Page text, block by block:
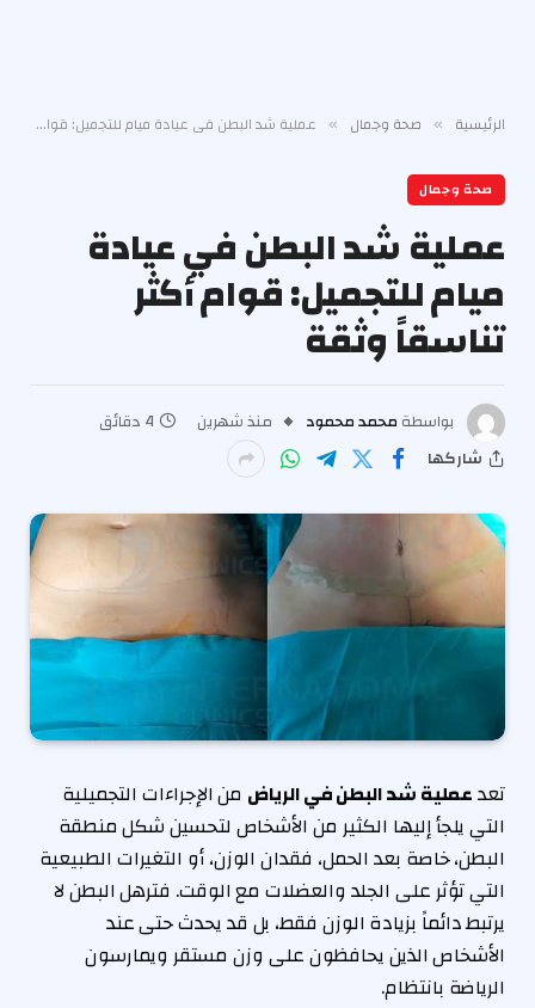
الرئيسية » صحة وجمال » عملية شد البطن في عيادة ميام للتجميل: قوام أكثر تناسقاً وثقة
صحة وجمال
عملية شد البطن في عيادة
ميام للتجميل: قوام أكثر
تناسقاً وثقة
بواسطة محمد محمود منذ شهرين
4 دقائق
شاركها
تعدعملية شد البطن في الرياض من الإجراءات التجميلية
التي يلجأ إليها الكثير من الأشخاص لتحسين شكل منطقة
البطن، خاصة بعد الحمل، فقدان الوزن، أو التغيرات الطبيعية
التي تؤثر على الجلد والعضلات مع الوقت. فترهل البطن لا
يرتبط دائماً بزيادة الوزن فقط، بل قد يحدث حتى عند
الأشخاص الذين يحافظون على وزن مستقر ويمارسون
الرياضة بانتظام.